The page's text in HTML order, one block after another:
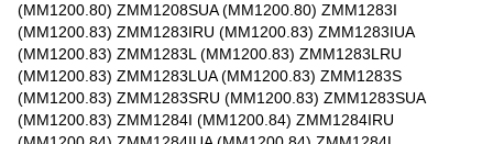
(MM1200.80) ZMM1208SUA (MM1200.80) ZMM1283I
(MM1200.83) ZMM1283IRU (MM1200.83) ZMM1283IUA
(MM1200.83) ZMM1283L (MM1200.83) ZMM1283LRU
(MM1200.83) ZMM1283LUA (MM1200.83) ZMM1283S
(MM1200.83) ZMM1283SRU (MM1200.83) ZMM1283SUA
(MM1200.83) ZMM1284I (MM1200.84) ZMM1284IRU